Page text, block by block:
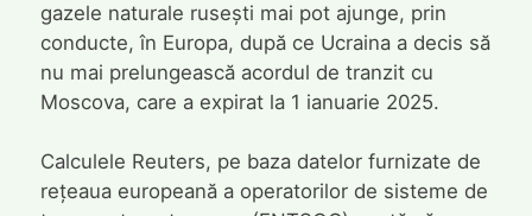
gazele naturale rusești mai pot ajunge, prin
conducte, în Europa, după ce Ucraina a decis să
nu mai prelungească acordul de tranzit cu
Moscova, care a expirat la 1 ianuarie 2025.
Calculele Reuters, pe baza datelor furnizate de
rețeaua europeană a operatorilor de sisteme de